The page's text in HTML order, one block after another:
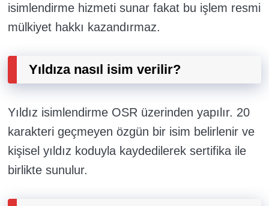
isimlendirme hizmeti sunar fakat bu işlem resmi
mülkiyet hakkı kazandırmaz.
Yıldıza nasıl isim verilir?
Yıldız isimlendirme OSR üzerinden yapılır. 20
karakteri geçmeyen özgün bir isim belirlenir ve
kişisel yıldız koduyla kaydedilerek sertifika ile
birlikte sunulur.